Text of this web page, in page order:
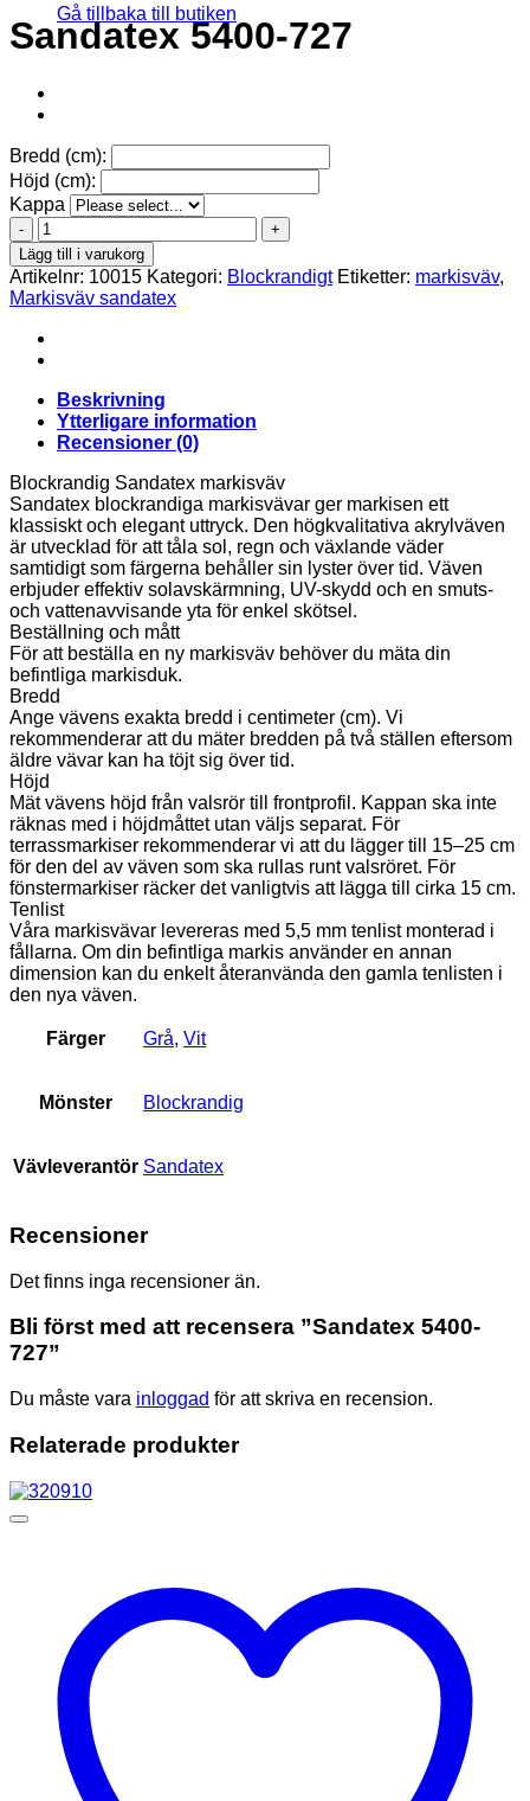
Gå tillbaka till butiken
Sandatex 5400-727
Bredd (cm):
Höjd (cm):
Kappa
Sandatex
5400-
727
mängd
Lägg till i varukorg
Artikelnr: 10015 Kategori: Blockrandigt Etiketter: markisväv,
Markisväv sandatex
Beskrivning
Ytterligare information
Recensioner (0)
Blockrandig Sandatex markisväv
Sandatex blockrandiga markisvävar ger markisen ett
klassiskt och elegant uttryck. Den högkvalitativa akrylväven
är utvecklad för att tåla sol, regn och växlande väder
samtidigt som färgerna behåller sin lyster över tid. Väven
erbjuder effektiv solavskärmning, UV-skydd och en smuts-
och vattenavvisande yta för enkel skötsel.
Beställning och mått
För att beställa en ny markisväv behöver du mäta din
befintliga markisduk.
Bredd
Ange vävens exakta bredd i centimeter (cm). Vi
rekommenderar att du mäter bredden på två ställen eftersom
äldre vävar kan ha töjt sig över tid.
Höjd
Mät vävens höjd från valsrör till frontprofil. Kappan ska inte
räknas med i höjdmåttet utan väljs separat. För
terrassmarkiser rekommenderar vi att du lägger till 15–25 cm
för den del av väven som ska rullas runt valsröret. För
fönstermarkiser räcker det vanligtvis att lägga till cirka 15 cm.
Tenlist
Våra markisvävar levereras med 5,5 mm tenlist monterad i
fållarna. Om din befintliga markis använder en annan
dimension kan du enkelt återanvända den gamla tenlisten i
den nya väven.
Färger Grå, Vit
Mönster Blockrandig
Vävleverantör Sandatex
Recensioner
Det finns inga recensioner än.
Bli först med att recensera ”Sandatex 5400-
727”
Du måste vara inloggad för att skriva en recension.
Relaterade produkter